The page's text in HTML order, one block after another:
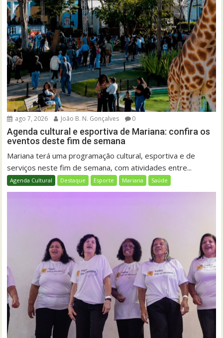
ago 7, 2026 João B. N. Gonçalves 0
Agenda cultural e esportiva de Mariana: confira os
eventos deste fim de semana
Mariana terá uma programação cultural, esportiva e de
serviços neste fim de semana, com atividades entre...
Agenda Cultural Destaque Esporte Mariana Saúde